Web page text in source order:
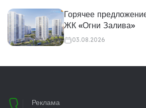
Горячее
ЖК «Огни Залива»
03.08.2026
Реклама